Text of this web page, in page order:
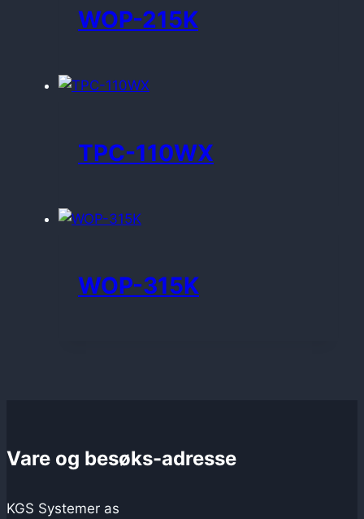
WOP-215K
TPC-110WX
WOP-315K
Vare og besøks-adresse
KGS Systemer as